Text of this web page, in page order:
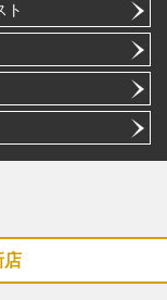
ト
店